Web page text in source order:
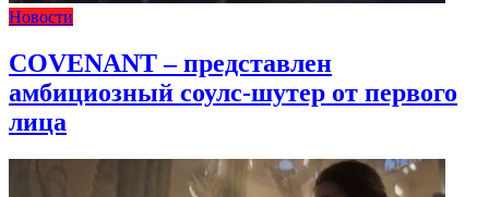
Новости
COVENANT – представлен
амбициозный соулс-шутер от первого
лица